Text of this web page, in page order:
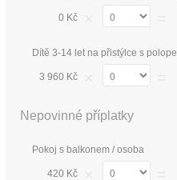
0 Kč
Dítě 3-14 let na přistýlce s
3 960 Kč
Nepovinné příplatky
Pokoj s balkonem / osoba
420 Kč